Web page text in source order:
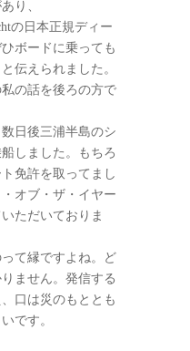
り、
の日本正規ディー
ボードに乗っても
伝えられました。
の話を後ろの方で
日後三浦半島のシ
しました。もちろ
免許を取ってまし
オブ・ザ・イヤー
ただいておりま
て縁ですよね。ど
ません。発信する
口は災のもととも
です。